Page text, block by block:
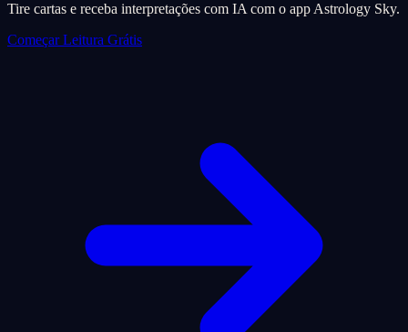
Tire cartas e receba interpretações com IA com o app Astrology Sky.
Começar Leitura Grátis